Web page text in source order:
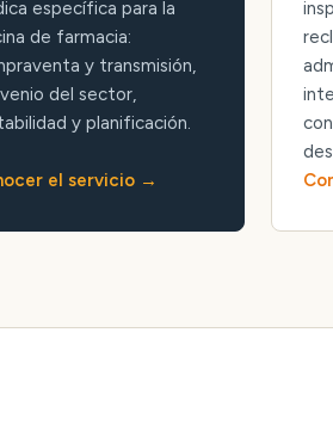
específica para la
de farmacia:
y transmisión,
del sector,
y planificación.
el servicio